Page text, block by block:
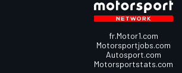
fr.Motor1.com
Motorsportjobs.com
Autosport.com
Motorsportstats.com